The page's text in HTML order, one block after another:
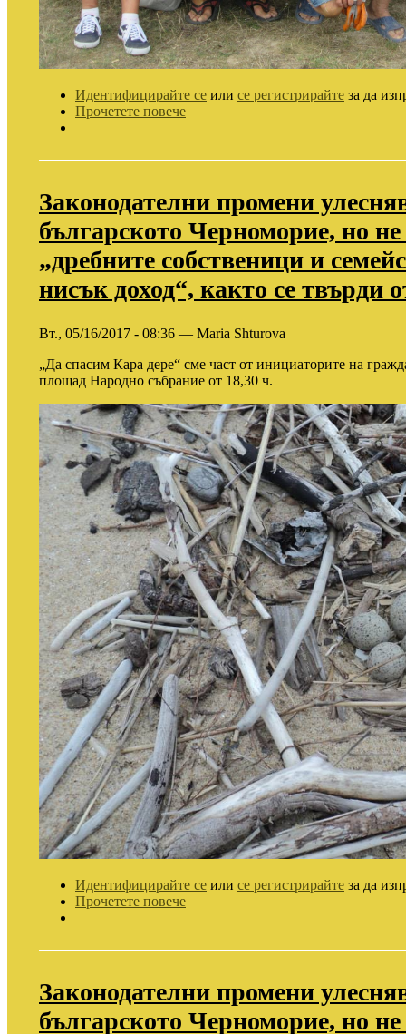
Идентифицирайте се или се регистрирайте за да
Прочетете повече
Законодателни промени
българското Черноморие, но
„дребните собственици и
нисък доход“, както се твърди
Вт., 05/16/2017 - 08:36 — Maria Shturova
„Да спасим Кара дере“ сме част от инициаторите на
площад Народно събрание от 18,30 ч.
Идентифицирайте се или се регистрирайте за да
Прочетете повече
Законодателни промени
българското Черноморие, но